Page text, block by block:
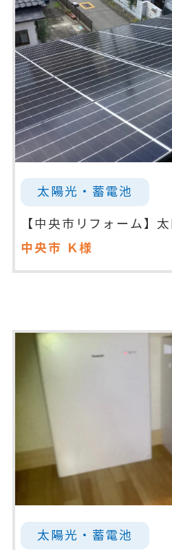
太陽光・蓄電池
【中央市リフォーム】
中央市 Ｋ様
太陽光・蓄電池